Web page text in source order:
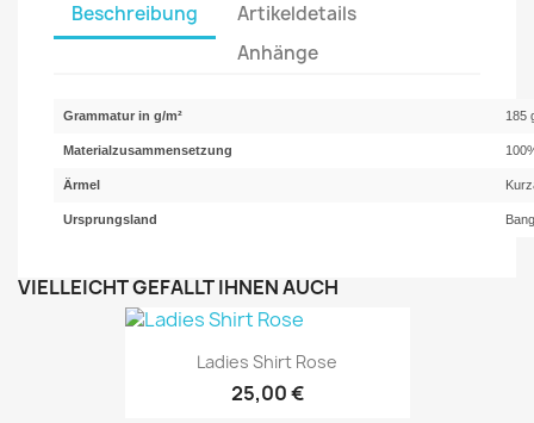
Beschreibung
Artikeldetails
Anhänge
Grammatur in g/m² 185
Materialzusammensetzung
Ärmel
Ursprungsland
VIELLEICHT GEFÄLLT IHNEN AUCH
Ladies Shirt Rose
25,00 €